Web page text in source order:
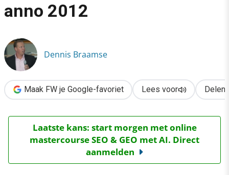
De zandbak der creatie: persoonlijke ontwikkeling anno 2012
anno 2012
Dennis Braamse
Maak FW je Google-favoriet Lees voor Delen
Laatste kans: start morgen met online
mastercourse SEO & GEO met AI. Direct
aanmelden